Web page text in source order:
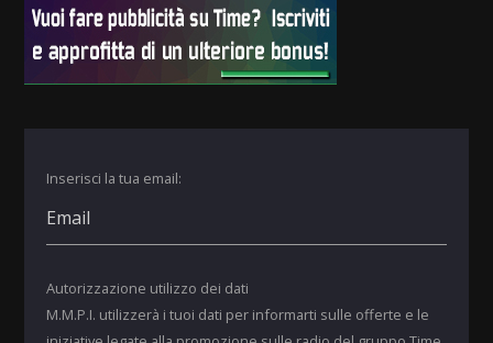
Inserisci la tua email:
Autorizzazione utilizzo dei dati
M.M.P.I. utilizzerà i tuoi dati per informarti sulle offerte e le